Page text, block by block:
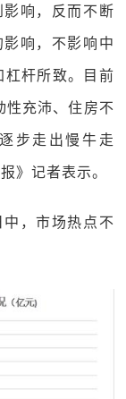
响，反而不断
响，不影响中
杠杆所致。目前
性充沛、住房不
步走出慢牛走
》记者表示。
，市场热点不